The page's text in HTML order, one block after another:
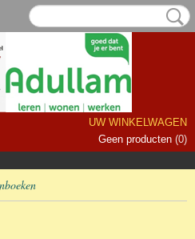
UW WINKELWAGEN
Geen producten (0)